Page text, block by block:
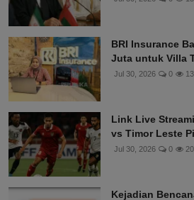
BRI Insurance
Juta untuk Villa
Jul 30, 2026 0 13
Link Live
vs Timor Leste
Jul 30, 2026 0 20
Kejadian